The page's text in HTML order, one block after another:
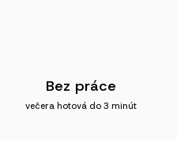
Bez práce
večera hotová do 3 minút